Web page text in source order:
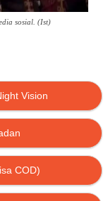
sosial. (Ist)
Vision
COD)